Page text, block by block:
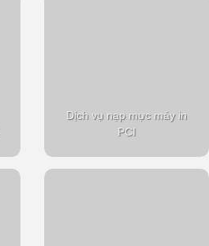
Dịch vụ nạp mực máy in
PCI